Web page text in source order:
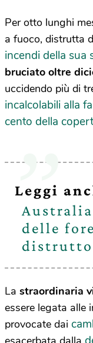
Per otto lunghi
a fuoco, distrutta
incendi della sua
bruciato oltre
uccidendo più di
incalcolabili alla
cento della
Leggi
delle
La straordinaria
essere legata alle
provocate dai